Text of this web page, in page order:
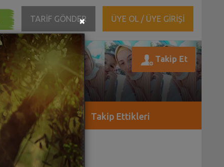
TARİF GÖNDER ÜYE OL / ÜYE GİRİŞİ
Takip Ettikleri
×Close